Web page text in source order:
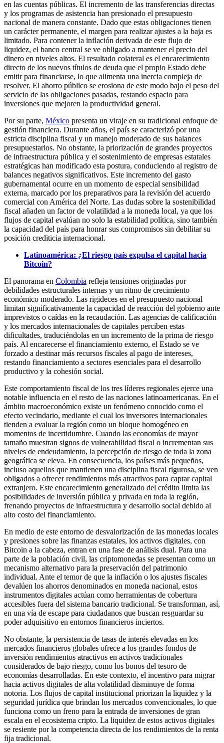
en las cuentas públicas. El incremento de las transferencias directas
y los programas de asistencia han presionado el presupuesto
nacional de manera constante. Dado que estas obligaciones tienen
un carácter permanente, el margen para realizar ajustes a la baja es
limitado. Para contener la inflación derivada de este flujo de
liquidez, el banco central se ve obligado a mantener el precio del
dinero en niveles altos. El resultado colateral es el encarecimiento
directo de los nuevos títulos de deuda que el propio Estado debe
emitir para financiarse, lo que alimenta una inercia compleja de
resolver. El ahorro público se erosiona de este modo bajo el peso del
servicio de las obligaciones pasadas, restando espacio para
inversiones que mejoren la productividad general.
Por su parte, México presenta un viraje en su tradicional enfoque de
gestión financiera. Durante años, el país se caracterizó por una
estricta disciplina fiscal y un manejo moderado de sus balances
presupuestarios. No obstante, la priorización de grandes proyectos
de infraestructura pública y el sostenimiento de empresas estatales
estratégicas han modificado esta postura, conduciendo al registro de
balances negativos significativos. Este incremento del gasto
gubernamental ocurre en un momento de especial sensibilidad
externa, marcado por los preparativos para la revisión del acuerdo
comercial con América del Norte. Las dudas sobre la sostenibilidad
fiscal añaden un factor de volatilidad a la moneda local, ya que los
flujos de capital evalúan no solo la estabilidad política, sino también
la capacidad del país para honrar sus compromisos sin debilitar su
posición crediticia internacional.
Latinoamérica: ¿El riesgo país expulsa el capital hacia
Bitcoin?
El panorama en Colombia refleja tensiones originadas por
debilidades estructurales internas y un ritmo de crecimiento
económico moderado. Las rigideces en el presupuesto nacional
limitan significativamente la capacidad de reacción del gobierno ante
imprevistos o caídas en la recaudación. Las agencias de calificación
y los mercados internacionales de capitales perciben estas
dificultades, traduciéndolas en un incremento de la prima de riesgo
país. Al encarecerse el financiamiento externo, el Estado se ve
forzado a destinar más recursos fiscales al pago de intereses,
restando financiamiento a sectores esenciales para el desarrollo
productivo y la cohesión social.
Este comportamiento fiscal de los tres líderes regionales ejerce una
notable influencia en el resto de las naciones latinoamericanas. En el
ámbito macroeconómico existe un fenómeno conocido como el
efecto vecindario, mediante el cual los inversores internacionales
tienden a evaluar la región como un bloque homogéneo en
momentos de incertidumbre. Cuando las economías de mayor
tamaño muestran signos de vulnerabilidad fiscal o incrementan sus
niveles de endeudamiento, la percepción de riesgo de toda la zona
geográfica se eleva. En consecuencia, los países más pequeños,
incluso aquellos que mantienen una disciplina fiscal rigurosa, se ven
obligados a ofrecer rendimientos más atractivos para captar capital
extranjero. Este encarecimiento generalizado del crédito limita las
posibilidades de inversión pública y privada en toda la región,
frenando proyectos de infraestructura y desarrollo social debido al
alto costo del financiamiento.
En medio de este entorno de desvalorización de las monedas locales
y presiones sobre las finanzas estatales, los activos digitales, con
Bitcoin a la cabeza, entran en una fase de análisis dual. Para una
parte de la población civil, las criptomonedas se presentan como un
mecanismo alternativo para la preservación del patrimonio
individual. Ante el temor de que la inflación o los ajustes fiscales
devalúen los ahorros denominados en moneda nacional, estos
instrumentos digitales actúan como herramientas de cobertura
accesibles fuera del sistema bancario tradicional. Se transforman, así,
en una vía de escape para ciudadanos que buscan resguardar su
poder adquisitivo en entornos financieros inciertos.
No obstante, la persistencia de tasas de interés elevadas en los
mercados financieros globales ofrece a los grandes fondos de
inversión rendimientos atractivos en activos tradicionales
considerados de bajo riesgo, como los bonos del tesoro de
economías desarrolladas. En este contexto, el incentivo para migrar
hacia activos digitales de alta volatilidad disminuye de forma
notoria. Los flujos de capital institucional priorizan la liquidez y la
seguridad jurídica que brindan los mercados convencionales, lo que
funciona como un freno para la entrada de inversiones de gran
escala en el ecosistema cripto. La liquidez de estos activos digitales
se resiente por la competencia directa de los rendimientos de la renta
fija tradicional.